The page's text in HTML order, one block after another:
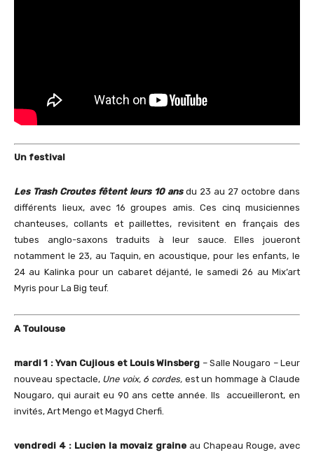
Un festival
Les Trash Croutes fêtent leurs 10 ans du 23 au 27 octobre dans
différents lieux, avec 16 groupes amis. Ces cinq musiciennes
chanteuses, collants et paillettes, revisitent en français des
tubes anglo-saxons traduits à leur sauce. Elles joueront
notamment le 23, au Taquin, en acoustique, pour les enfants, le
24 au Kalinka pour un cabaret déjanté, le samedi 26 au Mix’art
Myris pour La Big teuf.
A Toulouse
mardi 1 : Yvan Cujious et Louis Winsberg – Salle Nougaro – Leur
nouveau spectacle, Une voix, 6 cordes, est un hommage à Claude
Nougaro, qui aurait eu 90 ans cette année. Ils accueilleront, en
invités, Art Mengo et Magyd Cherfi.
vendredi 4 : Lucien la movaiz graine au Chapeau Rouge, avec